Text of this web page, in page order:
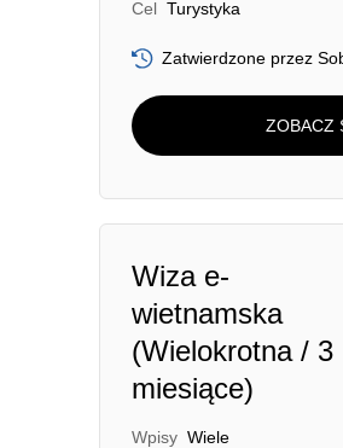
Cel Turystyka
Zatwierdzone przez
ZOBACZ
Wiza e-
wietnamska
(Wielokrotna / 3
miesiące)
Wpisy Wiele